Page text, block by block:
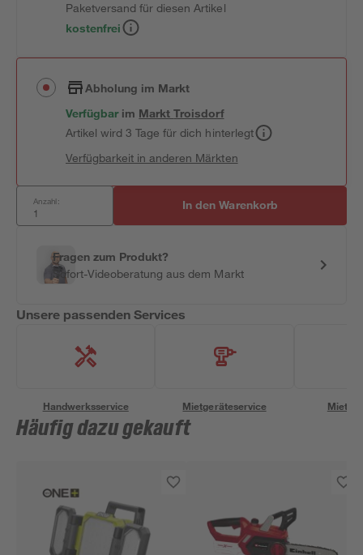
Paketversand für diesen Artikel
kostenfrei
Abholung im Markt
Verfügbar im MarktTroisdorf
Artikel wird 3 Tage für dich hinterlegt
Verfügbarkeit in anderen Märkten
Anzahl: In den Warenkorb
Fragen zum Produkt?
Sofort-Videoberatung aus dem Markt
Unsere passenden Services
Handwerksservice Mietgeräteservice
Häufig dazu gekauft